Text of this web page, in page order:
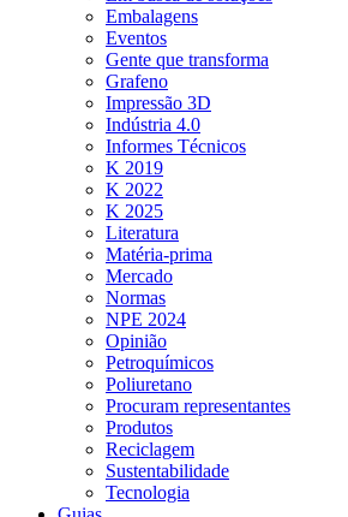
Embalagens
Eventos
Gente que transforma
Grafeno
Impressão 3D
Indústria 4.0
Informes Técnicos
K 2019
K 2022
K 2025
Literatura
Matéria-prima
Mercado
Normas
NPE 2024
Opinião
Petroquímicos
Poliuretano
Procuram representantes
Produtos
Reciclagem
Sustentabilidade
Tecnologia